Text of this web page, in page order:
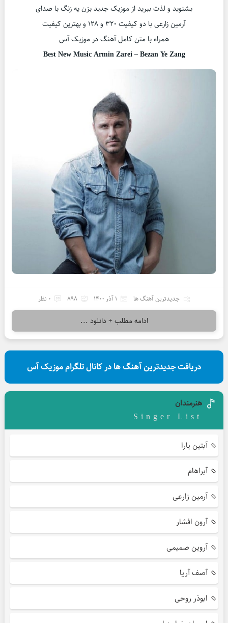
بشنوید و لذت ببرید از موزیک جدید بزن یه زنگ با صدای
آرمین زارعی با دو کیفیت ۳۲۰ و ۱۲۸ و بهترین کیفیت
همراه با متن کامل آهنگ در موزیک آس
Best New Music Armin Zarei – Bezan Ye Zang
جدیدترین آهنگ ها 1 آذر 1400 898 0 نظر
ادامه مطلب + دانلود ...
دریافت جدیدترین آهنگ ها در کانال تلگرام موزیک آس
هنرمندان
Singer List
آبتین یارا
آبراهام
آرمین زارعی
آرون افشار
آروین صمیمی
آصف آریا
ابوذر روحی